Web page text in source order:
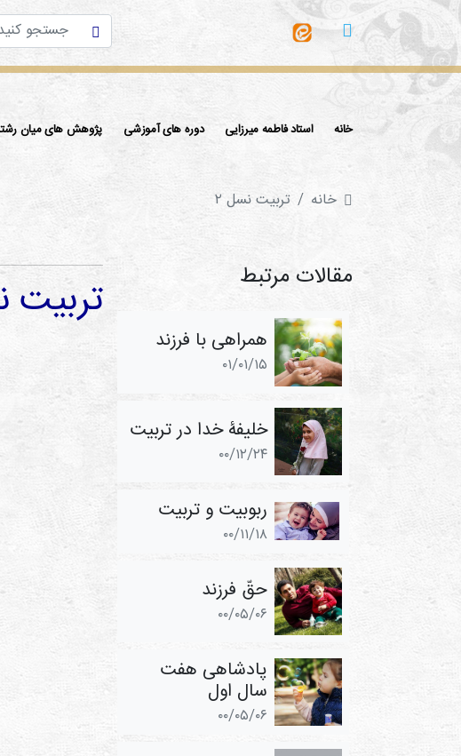
خانه استاد فاطمه میرزایی دوره های آموزشی پژوهش های میان
خانه تربيت نسل ۲
مقالات مرتبط
همراهی با فرزند
۰۱/۰۱/۱۵
خلیفۀ خدا در تربیت
۰۰/۱۲/۲۴
ربوبیت و تربیت
۰۰/۱۱/۱۸
حقّ فرزند
۰۰/۰۵/۰۶
پادشاهی هفت
سال اول
۰۰/۰۵/۰۶
تربيت